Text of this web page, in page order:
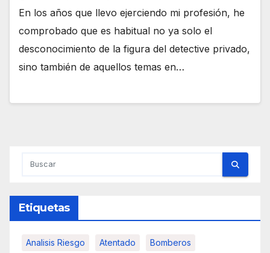
En los años que llevo ejerciendo mi profesión, he
comprobado que es habitual no ya solo el
desconocimiento de la figura del detective privado,
sino también de aquellos temas en…
Etiquetas
Analisis Riesgo Atentado Bomberos